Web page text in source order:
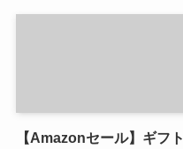
【Amazonセール】ギフト